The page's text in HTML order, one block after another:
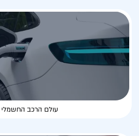
עולם הרכב החשמלי